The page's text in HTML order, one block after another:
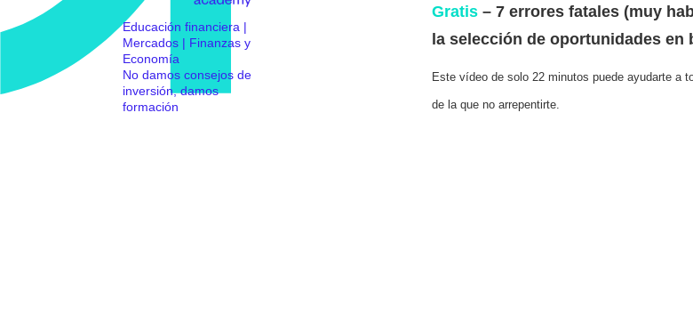
Educación financiera |
Mercados | Finanzas y
Economía
No damos consejos de
inversión, damos
formación
Gratis– 7 errores fatales (muy
la selección de oportunidades en
Este vídeo de solo 22 minutos puede ayudarte a
de la que no arrepentirte.